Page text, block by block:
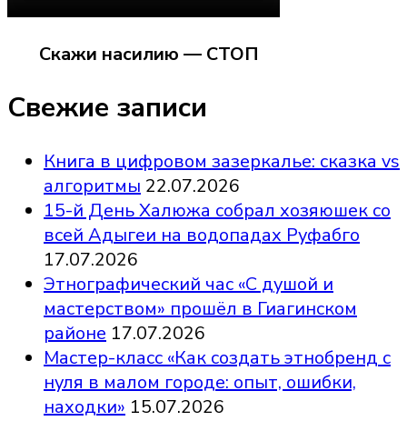
Скажи насилию — СТОП
Свежие записи
Книга в цифровом зазеркалье: сказка vs
алгоритмы 22.07.2026
15-й День Халюжа собрал хозяюшек со
всей Адыгеи на водопадах Руфабго
17.07.2026
Этнографический час «С душой и
мастерством» прошёл в Гиагинском
районе 17.07.2026
Мастер-класс «Как создать этнобренд с
нуля в малом городе: опыт, ошибки,
находки» 15.07.2026